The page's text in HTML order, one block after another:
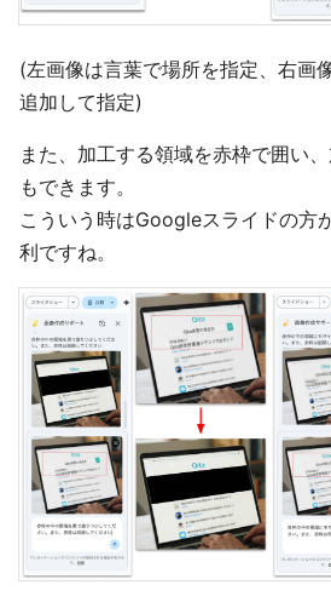
(左画像は言葉で場所を指定、右画
追加して指定)
また、加工する領域を赤枠で囲い
もできます。
こういう時はGoogleスライドの方
利ですね。